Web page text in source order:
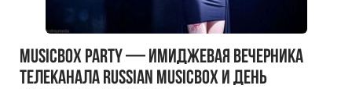
MUSICBOX PARTY — имиджевая вечерника
телеканала RUSSIAN MUSICBOX и день